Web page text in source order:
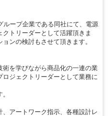
ループ企業である同社にて、電源
トリーダーとして活躍頂きま
ンの検討もさせて頂きます。
を学びながら商品化の一連の業
ジェクトリーダーとして業務に
、アートワーク指示、各種設計レ